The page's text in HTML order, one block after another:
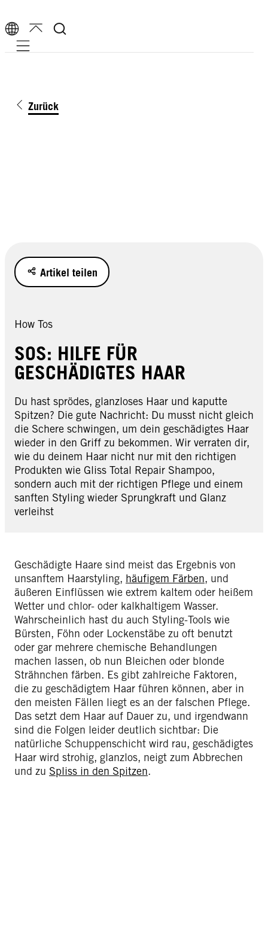
Mobile navigation
Zurück
Artikel teilen
How Tos
SOS: HILFE FÜR
GESCHÄDIGTES HAAR
Du hast sprödes, glanzloses Haar und kaputte
Spitzen? Die gute Nachricht: Du musst nicht gleich
die Schere schwingen, um dein geschädigtes Haar
wieder in den Griff zu bekommen. Wir verraten dir,
wie du deinem Haar nicht nur mit den richtigen
Produkten wie Gliss Total Repair Shampoo,
sondern auch mit der richtigen Pflege und einem
sanften Styling wieder Sprungkraft und Glanz
verleihst
Geschädigte Haare sind meist das Ergebnis von
unsanftem Haarstyling, häufigem Färben, und
äußeren Einflüssen wie extrem kaltem oder heißem
Wetter und chlor- oder kalkhaltigem Wasser.
Wahrscheinlich hast du auch Styling-Tools wie
Bürsten, Föhn oder Lockenstäbe zu oft benutzt
oder gar mehrere chemische Behandlungen
machen lassen, ob nun Bleichen oder blonde
Strähnchen färben. Es gibt zahlreiche Faktoren,
die zu geschädigtem Haar führen können, aber in
den meisten Fällen liegt es an der falschen Pflege.
Das setzt dem Haar auf Dauer zu, und irgendwann
sind die Folgen leider deutlich sichtbar: Die
natürliche Schuppenschicht wird rau, geschädigtes
Haar wird strohig, glanzlos, neigt zum Abbrechen
und zu Spliss in den Spitzen.